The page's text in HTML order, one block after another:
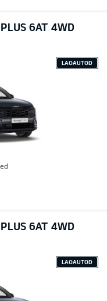
6AT 4WD
LAOAUTOD
6AT 4WD
LAOAUTOD